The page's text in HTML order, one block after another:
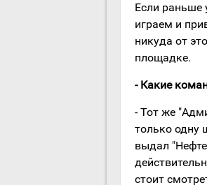
Если раньше
играем и
никуда от
площадке.
- Какие
- Тот же
только одну
выдал
стоит